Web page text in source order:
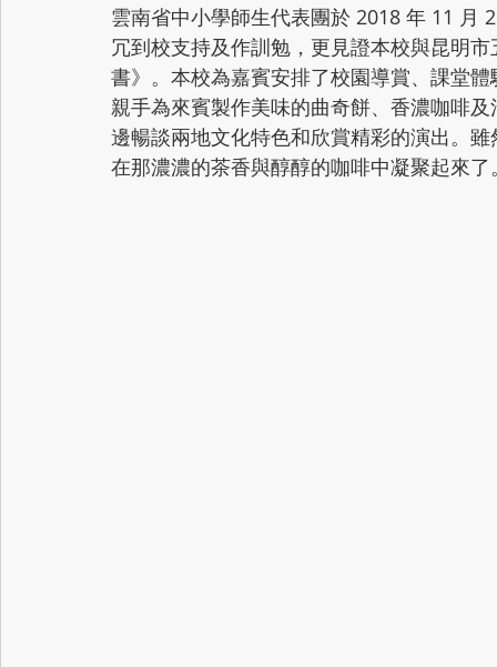
雲南省中小學師生代表團於 2018 年 11 月
冗到校支持及作訓勉，更見證本校與昆明
書》。本校為嘉賓安排了校園導賞、課堂
親手為來賓製作美味的曲奇餅、香濃咖啡
邊暢談兩地文化特色和欣賞精彩的演出。
在那濃濃的茶香與醇醇的咖啡中凝聚起來了